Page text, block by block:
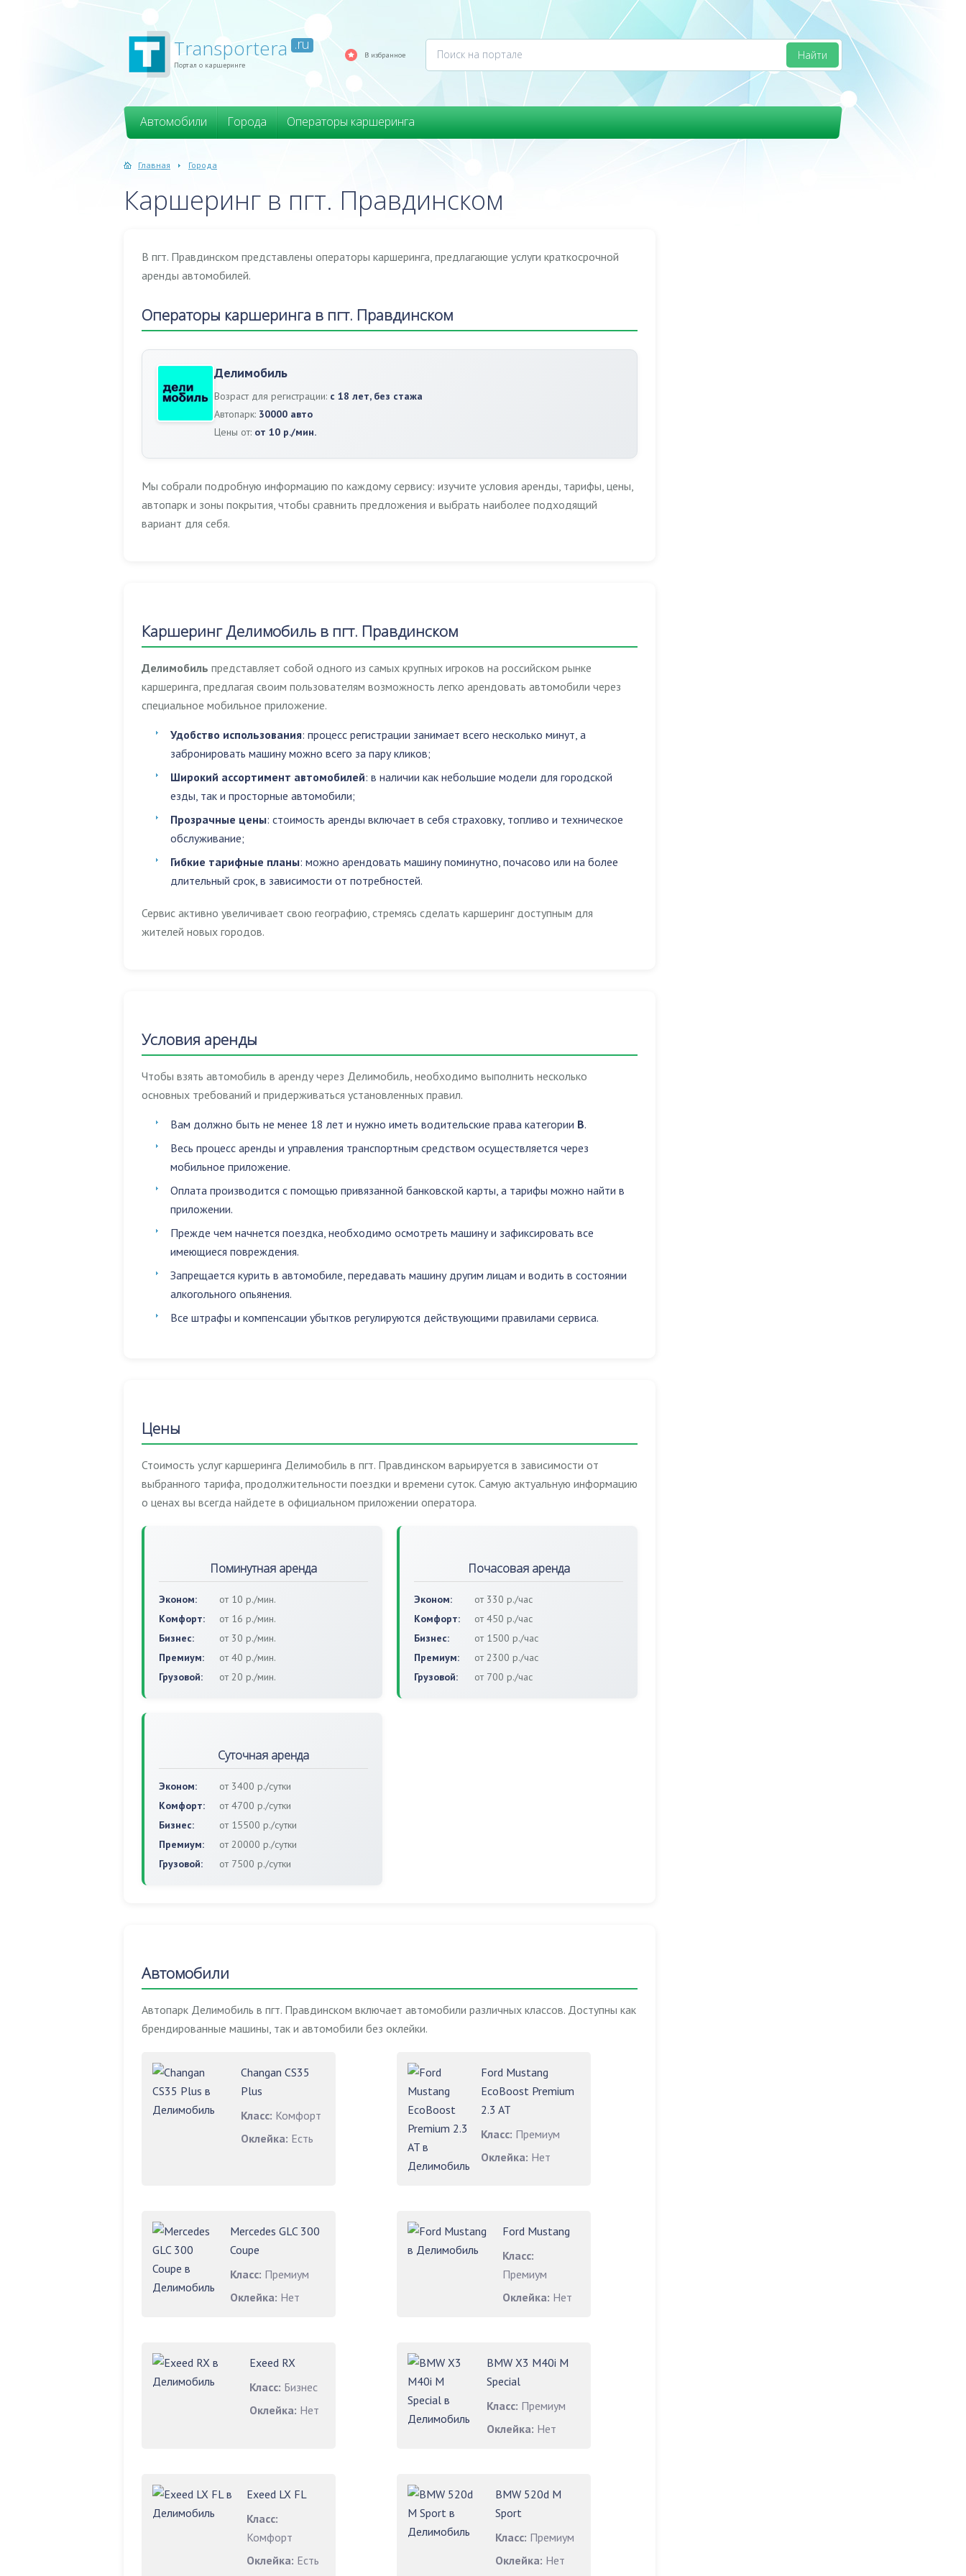
Transportera .ru
Портал о каршеринге
Автомобили Города Операторы каршеринга
В избранное
Главная Города
Каршеринг в пгт. Правдинском
В пгт. Правдинском представлены операторы каршеринга, предлагающие услуги краткосрочной
аренды автомобилей.
Операторы каршеринга в пгт. Правдинском
Делимобиль
Возраст для регистрации: с 18 лет, без стажа
Автопарк: 30000 авто
Цены от: от 10 р./мин.
Мы собрали подробную информацию по каждому сервису: изучите условия аренды, тарифы, цены,
автопарк и зоны покрытия, чтобы сравнить предложения и выбрать наиболее подходящий
вариант для себя.
Каршеринг Делимобиль в пгт. Правдинском
Делимобиль представляет собой одного из самых крупных игроков на российском рынке
каршеринга, предлагая своим пользователям возможность легко арендовать автомобили через
специальное мобильное приложение.
Удобство использования: процесс регистрации занимает всего несколько минут, а
забронировать машину можно всего за пару кликов;
Широкий ассортимент автомобилей: в наличии как небольшие модели для городской
езды, так и просторные автомобили;
Прозрачные цены: стоимость аренды включает в себя страховку, топливо и техническое
обслуживание;
Гибкие тарифные планы: можно арендовать машину поминутно, почасово или на более
длительный срок, в зависимости от потребностей.
Сервис активно увеличивает свою географию, стремясь сделать каршеринг доступным для
жителей новых городов.
Условия аренды
Чтобы взять автомобиль в аренду через Делимобиль, необходимо выполнить несколько
основных требований и придерживаться установленных правил.
Вам должно быть не менее 18 лет и нужно иметь водительские права категории B.
Весь процесс аренды и управления транспортным средством осуществляется через
мобильное приложение.
Оплата производится с помощью привязанной банковской карты, а тарифы можно найти в
приложении.
Прежде чем начнется поездка, необходимо осмотреть машину и зафиксировать все
имеющиеся повреждения.
Запрещается курить в автомобиле, передавать машину другим лицам и водить в состоянии
алкогольного опьянения.
Все штрафы и компенсации убытков регулируются действующими правилами сервиса.
Цены
Стоимость услуг каршеринга Делимобиль в пгт. Правдинском варьируется в зависимости от
выбранного тарифа, продолжительности поездки и времени суток. Самую актуальную информацию
о ценах вы всегда найдете в официальном приложении оператора.
Поминутная аренда
Эконом:
от 10 р./мин.
Комфорт:
от 16 р./мин.
Бизнес:
от 30 р./мин.
Премиум:
от 40 р./мин.
Грузовой:
от 20 р./мин.
Почасовая аренда
Эконом:
от 330 р./час
Комфорт:
от 450 р./час
Бизнес:
от 1500 р./час
Премиум:
от 2300 р./час
Грузовой:
от 700 р./час
Суточная аренда
Эконом:
от 3400 р./сутки
Комфорт:
от 4700 р./сутки
Бизнес:
от 15500 р./сутки
Премиум:
от 20000 р./сутки
Грузовой:
от 7500 р./сутки
Автомобили
Автопарк Делимобиль в пгт. Правдинском включает автомобили различных классов. Доступны как
брендированные машины, так и автомобили без оклейки.
Changan CS35
Plus
Класс: Комфорт
Оклейка: Есть
Ford Mustang
EcoBoost Premium
2.3 AT
Класс: Премиум
Оклейка: Нет
Mercedes GLC 300
Coupe
Класс: Премиум
Оклейка: Нет
Ford Mustang
Класс:
Премиум
Оклейка: Нет
Exeed RX
Класс: Бизнес
Оклейка: Нет
BMW X3 M40i M
Special
Класс: Премиум
Оклейка: Нет
Exeed LX FL
Класс:
Комфорт
Оклейка: Есть
BMW 520d M
Sport
Класс: Премиум
Оклейка: Нет